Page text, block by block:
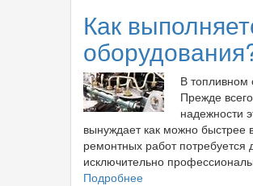
топливный
Самое
важное
-
Deqst.ru
Как
В топливном
Прежде
надежности
вынуждает как можно быстрее
ремонтных работ потребуется
исключительно
Подробнее